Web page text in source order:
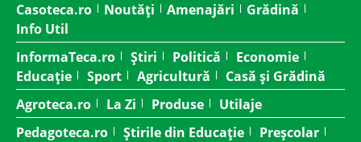
Casoteca.ro Noutăți Amenajări
Grădină
Info Util
InformaTeca.ro
Știri Politică
Economie
Educație
Sport Agricultură
Casă și Grădină
Agroteca.ro
La Zi Produse
Utilaje
Pedagoteca.ro
Știrile din Educație Preșcolar